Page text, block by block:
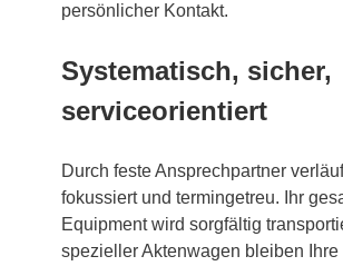
persönlicher Kontakt.
Systematisch, sicher,
serviceorientiert
Durch feste Ansprechpartner
fokussiert und termingetreu. Ihr
Equipment wird sorgfältig
spezieller Aktenwagen bleiben